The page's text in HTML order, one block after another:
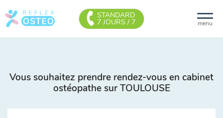
menu
STANDARD
7 JOURS / 7
Vous souhaitez prendre rendez-vous en cabinet
ostéopathe sur TOULOUSE